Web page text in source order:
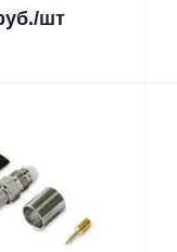
/шт